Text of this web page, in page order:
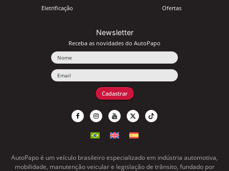
Eletrificação Ofertas
Newsletter
Receba as novidades do AutoPapo
Cadastrar
AutoPapo é um veículo brasileiro especializado em indústria automotiva,
mobilidade, manutenção veicular e legislação de trânsito, fundado por